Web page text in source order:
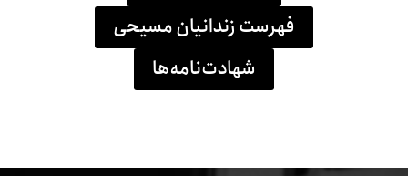
فهرست زندانیان مسیحی
شهادت‌نامه‌ها